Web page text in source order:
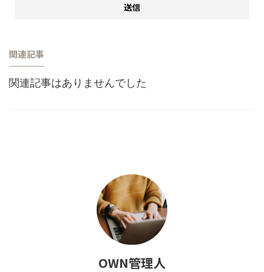
関連記事
関連記事はありませんでした
OWN管理人